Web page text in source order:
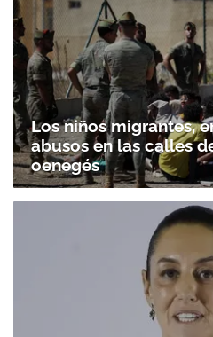
Los niños migrantes,
abusos en las calles
oenegés